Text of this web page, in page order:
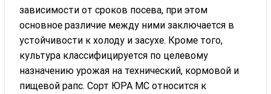
зависимости от сроков посева, при этом
основное различие между ними заключается в
устойчивости к холоду и засухе. Кроме того,
культура классифицируется по целевому
назначению урожая на технический, кормовой и
пищевой рапс. Сорт ЮРА МС относится к